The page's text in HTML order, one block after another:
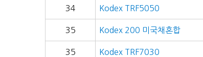
34 Kodex TRF5050
35 Kodex 200 미국채혼합
35 Kodex TRF7030